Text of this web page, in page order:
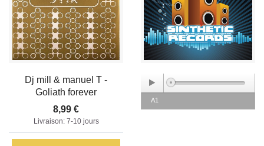
Dj mill & manuel T -
Goliath forever
8,99 €
Livraison: 7-10 jours
A1